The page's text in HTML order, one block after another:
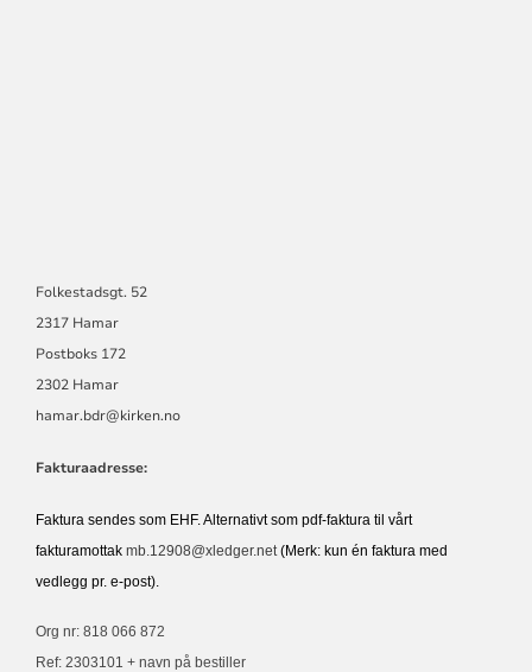
Folkestadsgt. 52
2317 Hamar
Postboks 172
2302 Hamar
hamar.bdr@kirken.no
Fakturaadresse:
Faktura sendes som EHF. Alternativt som pdf-faktura til vårt
fakturamottak mb.12908@xledger.net(Merk: kun én faktura med
vedlegg pr. e-post).
Org nr: 818 066 872
Ref: 2303101 + navn på bestiller